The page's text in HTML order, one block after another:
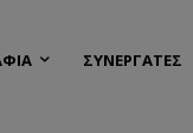
ΣΥΝΕΡΓΑΤΕΣ